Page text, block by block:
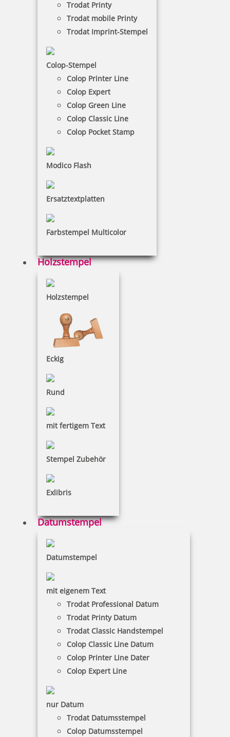
Trodat Printy
Trodat mobile Printy
Trodat Imprint-Stempel
Colop-Stempel
Colop Printer Line
Colop Expert
Colop Green Line
Colop Classic Line
Colop Pocket Stamp
Modico Flash
Ersatztextplatten
Farbstempel Multicolor
Holzstempel
Holzstempel
Eckig
Rund
mit fertigem Text
Stempel Zubehör
Exlibris
Datumstempel
Datumstempel
mit eigenem Text
Trodat Professional Datum
Trodat Printy Datum
Trodat Classic Handstempel
Colop Classic Line Datum
Colop Printer Line Dater
Colop Expert Line
nur Datum
Trodat Datumsstempel
Colop Datumsstempel
NACH WUNSCHSTEMPEL FILTERN
€-
7 Artikel in der Kategorie
Metallstempelfarbe 8080 P 250 ml Schwarz
12,05 €
Metallstempelfarbe 8080 P 1 Liter Schwarz
99,70 €
Metallstempelfarbe 8080 P 50 ml verschiedene Farben